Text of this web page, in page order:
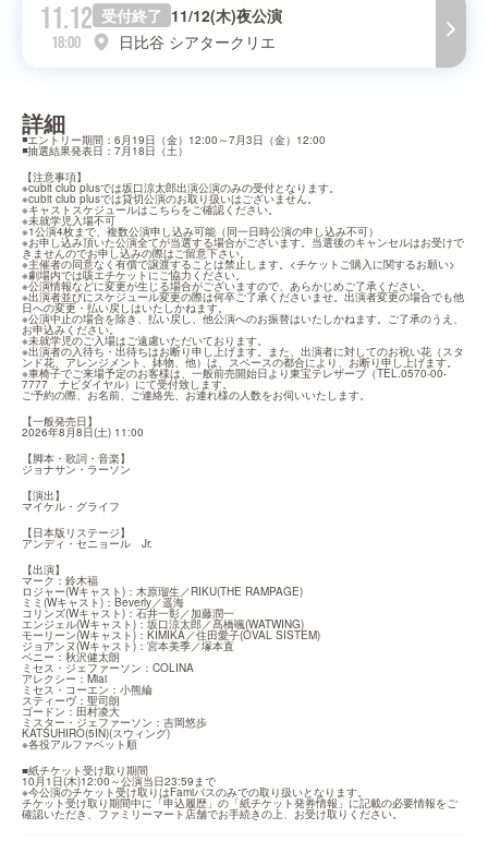
11.12
18:00
受付終了 11/12(木)夜公演
日比谷 シアタークリエ
詳細
◾️エントリー期間：6月19日（金）12:00～7月3日（金）12:00
◾️抽選結果発表日：7月18日（土）
【注意事項】
※cubit club plusでは坂口涼太郎出演公演のみの受付となります。
※cubit club plusでは貸切公演のお取り扱いはございません。
※キャストスケジュールはこちらをご確認ください。
※未就学児入場不可
※1公演4枚まで、複数公演申し込み可能（同一日時公演の申し込み不可）
※お申し込み頂いた公演全てが当選する場合がございます。当選後のキャンセルはお受けで
きませんのでお申し込みの際はご留意下さい。
※主催者の同意なく有償で譲渡することは禁止します。 <チケットご購入に関するお願い>
※劇場内では咳エチケットにご協力ください。
※公演情報などに変更が生じる場合がございますので、あらかじめご了承ください。
※出演者並びにスケジュール変更の際は何卒ご了承くださいませ。出演者変更の場合でも他
日への変更・払い戻しはいたしかねます。
※公演中止の場合を除き、払い戻し、他公演へのお振替はいたしかねます。ご了承のうえ、
お申込みください。
※未就学児のご入場はご遠慮いただいております。
※出演者の入待ち・出待ちはお断り申し上げます。また、出演者に対してのお祝い花（スタ
ンド花、アレンジメント、鉢物、他）は、スペースの都合により、お断り申し上げます。
※車椅子でご来場予定のお客様は、一般前売開始日より東宝テレザーブ（TEL.0570-00-
7777　ナビダイヤル）にて受付致します。
ご予約の際、お名前、ご連絡先、お連れ様の人数をお伺いいたします。
【一般発売日】
2026年8月8日(土) 11:00
【脚本・歌詞・音楽】
ジョナサン・ラーソン
【演出】
マイケル・グライフ
【日本版リステージ】
アンディ・セニョール　Jr.
【出演】
マーク：鈴木福
ロジャー(Wキャスト)：木原瑠生／RIKU(THE RAMPAGE)
ミミ(Wキャスト)：Beverly／遥海
コリンズ(Wキャスト)：石井一彰／加藤潤一
エンジェル(Wキャスト)：坂口涼太郎／髙橋颯(WATWING)
モーリーン(Wキャスト)：KIMIKA／住田愛子(OVAL SISTEM)
ジョアンヌ(Wキャスト)：宮本美季／塚本直
ベニー：秋沢健太朗
ミセス・ジェファーソン：COLINA
アレクシー：Miai
ミセス・コーエン：小熊綸
スティーヴ：聖司朗
ゴードン：田村凌大
ミスター・ジェファーソン：吉岡悠歩
KATSUHIRO(5IN)(スウィング)
※各役アルファベット順
■紙チケット受け取り期間
10月1日(木)12:00～公演当日23:59まで
※今公演のチケット受け取りはFamiパスのみでの取り扱いとなります。
チケット受け取り期間中に「申込履歴」の「紙チケット発券情報」に記載の必要情報をご
確認いただき、ファミリーマート店舗でお手続きの上、お受け取りください。